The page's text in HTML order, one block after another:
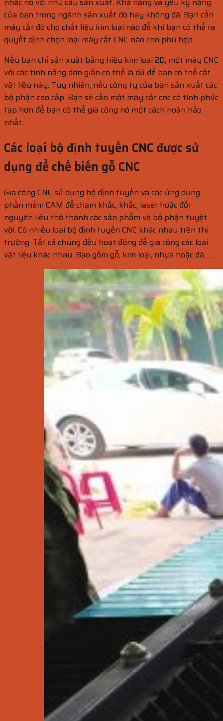
của bạn trong ngành sản xuất đó hay không đã. Bạn cần
máy cắt đó cho chất liệu kim loại nào để khi bạn có thể ra
quyết định chọn loại máy cắt CNC nào cho phù hợp.
Nếu bạn chỉ sản xuất bảng hiệu kim loại 2D, một máy CNC
với các tính năng đơn giản có thể là đủ để bạn có thể cắt
vật liệu này. Tuy nhiên, nếu công ty của bạn sản xuất các
bộ phận cao cấp. Bạn sẽ cần một máy cắt cnc có tính phức
tạp hơn để bạn có thể gia công nó một cách hoàn hảo
nhất.
Các loại bộ định tuyến CNC được sử
dụng để chế biến gỗ CNC
Gia công CNC sử dụng bộ định tuyến và các ứng dụng
phần mềm CAM để chạm khắc, khắc, laser hoặc đốt
nguyên liệu thô thành các sản phẩm và bộ phận tuyệt
vời. Có nhiều loại bộ định tuyến CNC khác nhau trên thị
trường. Tất cả chúng đều hoạt động để gia công các loại
vật liệu khác nhau. Bao gồm gỗ, kim loại, nhựa hoặc đá……